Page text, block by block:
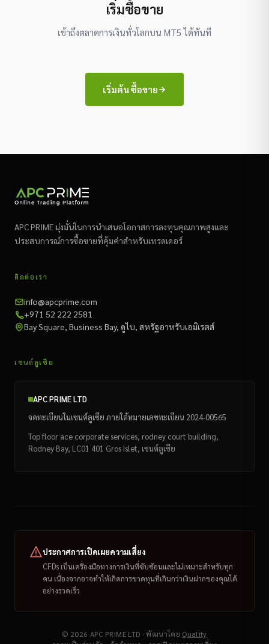
เริ่มซื้อขาย
เข้าถึงตลาดการเงินทั่วโลกบน MT5 ได้ทันที
เริ่มต้นซื้อขาย
APC PRIME มุ่งมั่นในการนำเสนอโอกาสการลงทุนคุณภาพสูงและ
ประสบการณ์การซื้อขายที่คุ้มค่าสำหรับเทรดเดอร์
ติดต่อเรา
info@apcprime.com
+971 52 222 2581
Bay Square, Business Bay, ดูไบ, สหรัฐอาหรับเอมิเรตส์
เซนต์ลูเซีย
APC PRIME LTD
จดทะเบียนในเซนต์ลูเซีย ภายใต้หมายเลขทะเบียน 2024-00565
Top floor ace corporate services, rodney court building,
Rodney Bay, LC01 401 Gros Islet, เซนต์ลูเซีย
ประกาศการเปิดเผยความเสี่ยง
CFDs เป็นเครื่องมือทางการเงินที่ซับซ้อนและไม่เหมาะสำหรับทุก
คน เนื่องจากอาจทำให้เกิดการขาดทุนที่เกินกว่าเงินฝากของคุณได้
อย่างรวดเร็ว
© 2026 APC PRIME LTD · พัฒนาโดย Quality